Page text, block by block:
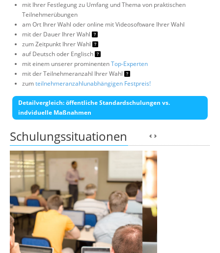
mit Ihrer Festlegung zu Umfang und Thema von praktischen
Teilnehmerübungen
am Ort Ihrer Wahl oder online mit Videosoftware Ihrer Wahl
mit der Dauer Ihrer Wahl
zum Zeitpunkt Ihrer Wahl
auf Deutsch oder Englisch
mit einem unserer prominentenTop-Experten
mit der Teilnehmeranzahl Ihrer Wahl
zumteilnehmeranzahlunabhängigen Festpreis!
Detailvergleich: öffentliche Standardschulungen vs.
indviduelle Maßnahmen
Schulungssituationen